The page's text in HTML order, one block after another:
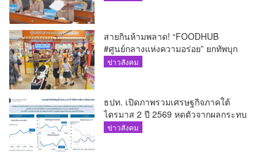
สายกินห้ามพลาด! “FOODHUB
#ศูนย์กลางแห่งความอร่อย” ยกทัพบุก
โรบินสันไลฟ์สไตล์ ฉลอง ถึง 12 ส.ค.นี้
ข่าวสังคม
ธปท. เปิดภาพรวมเศรษฐกิจภาคใต้
ไตรมาส 2 ปี 2569 หดตัวจากผลกระทบ
ความขัดแย้งในตะวันออกกลาง
ข่าวสังคม